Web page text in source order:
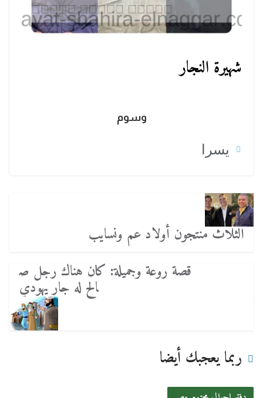
شهيرة النجار
وسوم
يسرا
الثلاث منتجون أولاد عم ونسايب
قصة روعة وجميلة: كان هناك رجل ص
الح له جار يهودي
ربما يعجبك أيضا